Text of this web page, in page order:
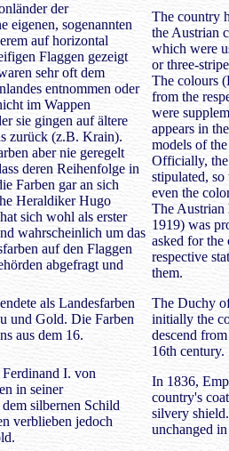
der
eigenen, sogenannten
auf horizontal
Flaggen gezeigt
sehr oft dem
entnommen oder
im Wappen
sie gingen auf ältere
zurück (z.B. Krain).
aber nie geregelt
deren Reihenfolge in
Farben gar an sich
Heraldiker Hugo
sich wohl als erster
wahrscheinlich um das
auf den Flaggen
abgefragt und
The country
the Austrian
which were
or three-
The colours
from the
were
appears in
models of
Officially, the
stipulated,
even the
The Austrian
1919) was
asked for the
respective
them.
als Landesfarben
und Gold. Die Farben
aus dem 16.
The Duchy
initially the
descend
16th century.
I. von
in seiner
silbernen Schild
verblieben jedoch
In 1836,
country's
silvery
unchanged